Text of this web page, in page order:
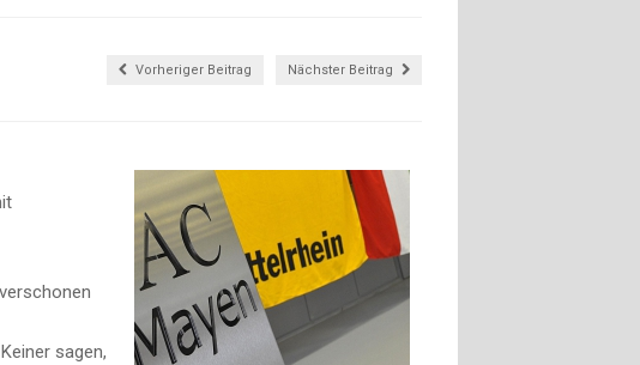
Vorheriger Beitrag Nächster Beitrag
sagen,